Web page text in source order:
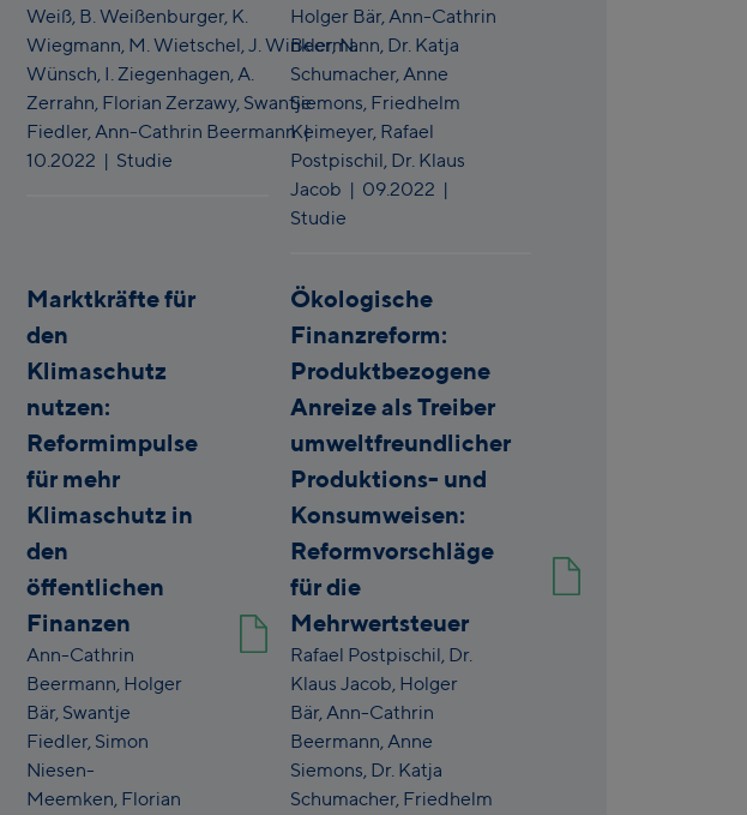
Weiß, B. Weißenburger, K.
Wiegmann, M. Wietschel,J. Winkler,N.
Wünsch, I. Ziegenhagen,A.
Zerrahn, Florian Zerzawy, Swantje
Fiedler,Ann-Cathrin Beermann|
10.2022 | Studie
Holger Bär,Ann-Cathrin
Beermann, Dr. Katja
Schumacher,Anne
Siemons, Friedhelm
Keimeyer, Rafael
Postpischil, Dr. Klaus
Jacob | 09.2022 |
Studie
Marktkräfte für
den
Klimaschutz
nutzen:
Reformimpulse
für mehr
Klimaschutz in
den
öffentlichen
Finanzen
Ann-Cathrin
Beermann, Holger
Bär, Swantje
Fiedler, Simon
Niesen-
Meemken, Florian
Ökologische
Finanzreform:
Produktbezogene
Anreize als Treiber
umweltfreundlicher
Produktions- und
Konsumweisen:
Reformvorschläge
für die
Mehrwertsteuer
Rafael Postpischil, Dr.
Klaus Jacob, Holger
Bär,Ann-Cathrin
Beermann,Anne
Siemons, Dr. Katja
Schumacher, Friedhelm